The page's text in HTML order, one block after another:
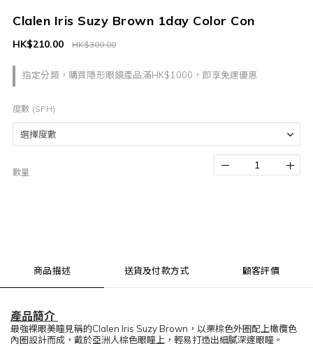
Clalen Iris Suzy Brown 1day Color Con
指定分類，購買隱形眼鏡產品滿HK$1000，即享免運優惠
HK$300.00
HK$210.00
度數 (SPH)
數量
商品描述 送貨及付款方式 顧客評價
產品簡介
最強裸眼美瞳見稱的Clalen Iris Suzy Brown，以栗棕色外圈配上橄欖色
內圈設計而成，戴於亞洲人棕色眼瞳上，輕易打造出細膩深邃眼瞳。